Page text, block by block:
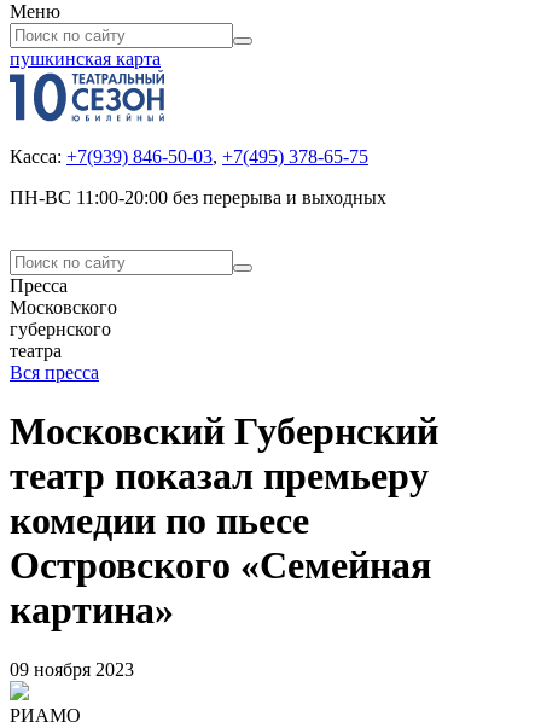
Меню
пушкинская карта
Касса: +7(939) 846-50-03, +7(495) 378-65-75
ПН-ВС 11:00-20:00 без перерыва и выходных
Пресса
Московского
губернского
театра
Вся пресса
Московский Губернский
театр показал премьеру
комедии по пьесе
Островского «Семейная
картина»
09 ноября 2023
РИАМО